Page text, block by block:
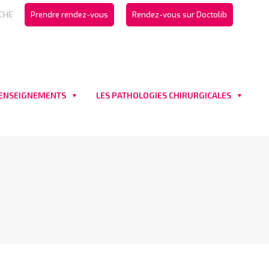
Prendre rendez-vous Rendez-vous sur Doctolib
LES PATHOLOGIES CHIRURGICALES